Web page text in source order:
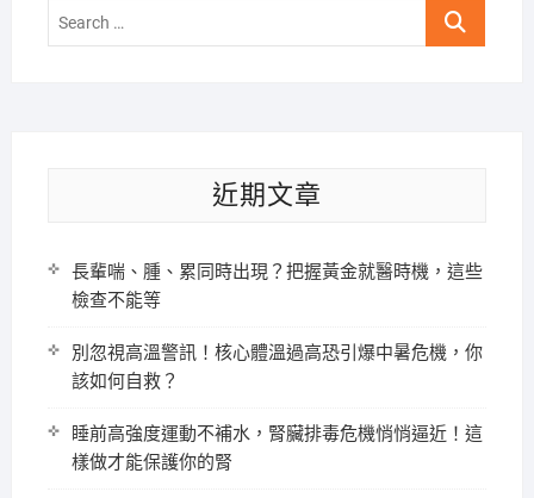
Search
近期文章
長輩喘、腫、累同時出現？把握黃金就醫時機，這些
檢查不能等
別忽視高溫警訊！核心體溫過高恐引爆中暑危機，你
該如何自救？
睡前高強度運動不補水，腎臟排毒危機悄悄逼近！這
樣做才能保護你的腎